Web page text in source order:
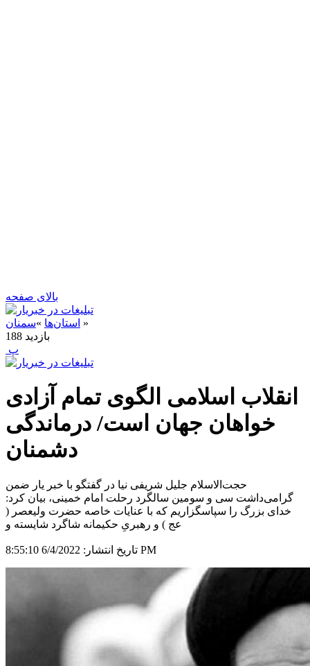
بالای صفحه
استان‌ها »سمنان
»
188 بازدید
‍ پ
انقلاب اسلامی الگوی تمام آزادی
خواهان جهان است/ درماندگی
دشمنان
حجت‌الاسلام جلیل شریفی نیا در گفتگو با خبر یار ضمن
گرامی‌داشت سی و سومین سالگرد رحلت امام خمینی، بیان کرد:
خدای بزرگ را سپاسگزاریم که با عنایات خاصه حضرت ولیعصر (
عج ) و رهبریِ حکیمانه شاگرد شایسته و
تاریخ انتشار: 6/4/2022 8:55:10 PM